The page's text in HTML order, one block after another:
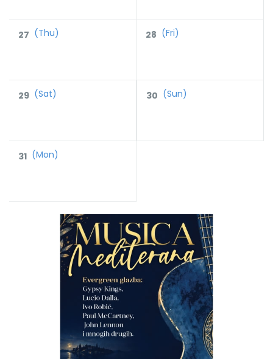
27 (Thu) 28 (Fri)
29 (Sat) 30 (Sun)
31 (Mon)